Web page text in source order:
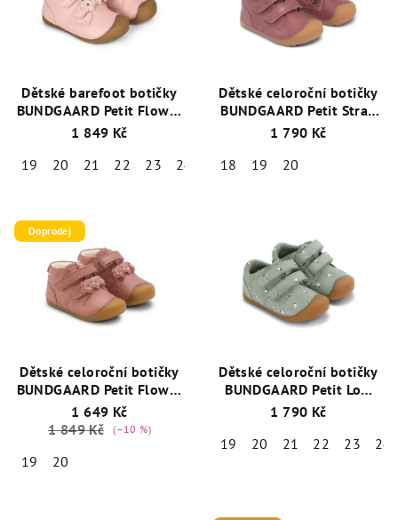
Dětské barefoot botičky
BUNDGAARD Petit Flower
Vintage Rose + ponožky
Emel zdarma
1 849 Kč
19
20 21 22 23 24 25
Dětské celoroční botičky
BUNDGAARD Petit Strap
BG101068-726 Tmavě
1 790 Kč
18
19 20
Doprodej
Dětské celoroční botičky
BUNDGAARD Petit Flower
Blush BG101230_3169
1 pár ponožek Emel
1 649 Kč
1 849 Kč
(–10 %)
19 20
Dětské celoroční botičky
BUNDGAARD Petit Low
BG101220-9202
ponožek Emel zdarma
1 790 Kč
19
20 21 22 23 24